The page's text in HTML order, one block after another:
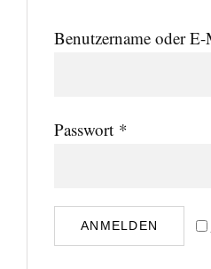
Benutzername oder
Passwort *
Alternative:
ANMELDEN